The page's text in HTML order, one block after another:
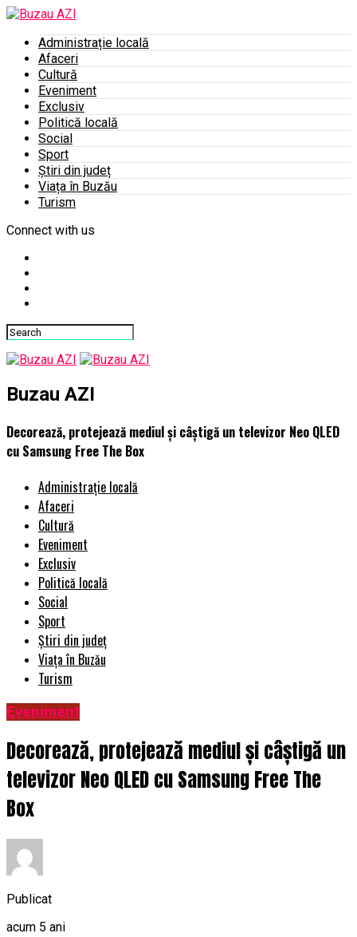
Administrație locală
Afaceri
Cultură
Eveniment
Exclusiv
Politică locală
Social
Sport
Știri din județ
Viața în Buzău
Turism
Connect with us
Buzau AZI
Decorează, protejează mediul și câștigă un televizor Neo QLED
cu Samsung Free The Box
Administrație locală
Afaceri
Cultură
Eveniment
Exclusiv
Politică locală
Social
Sport
Știri din județ
Viața în Buzău
Turism
Eveniment
Decorează, protejează mediul și câștigă un
televizor Neo QLED cu Samsung Free The
Box
Publicat
acum 5 ani